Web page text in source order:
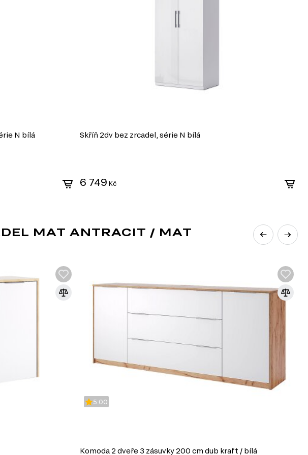
N bílá Skříň 2dv bez zrcadel, série N bílá
6 749 Kč
MAT ANTRACIT / MAT
5.00
Komoda 2 dveře 3 zásuvky 200 cm dub kraft / bílá